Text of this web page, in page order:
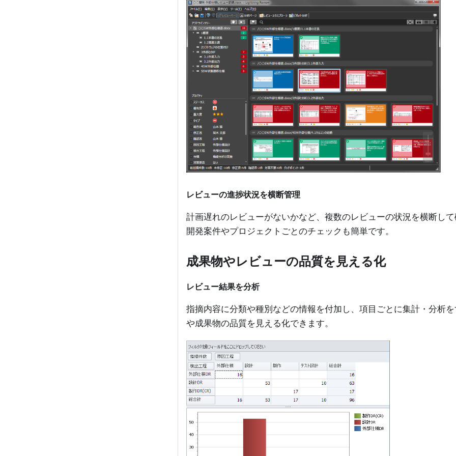
レビューの進捗状況を横断管理
計画遅れのレビューがないかなど、複数のレビューの状況を横断して
開発案件やプロジェクトごとのチェックも簡単です。
成果物やレビューの品質を見える化
レビュー結果を分析
指摘内容に分類や種別などの情報を付加し、項目ごとに集計・分析
や成果物の品質を見える化できます。